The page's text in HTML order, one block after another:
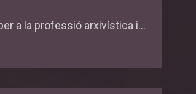
a la professió arxivística i...